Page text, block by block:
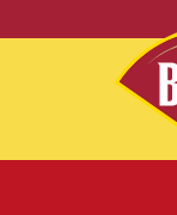
Skip to main content